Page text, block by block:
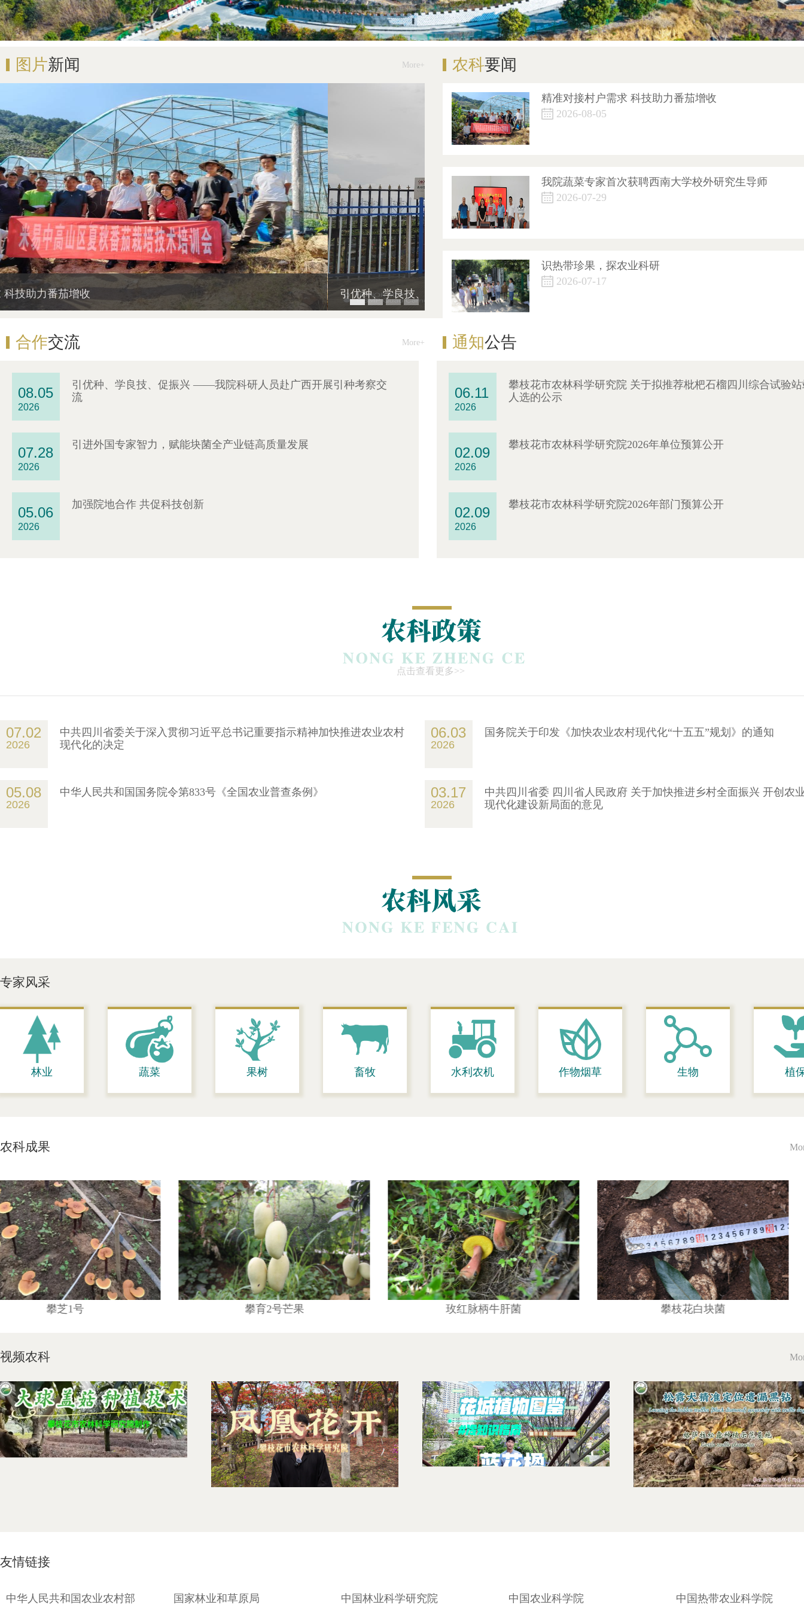
图片新闻 More+
引优种、学良技、促振兴 ——我院科研人员赴广西开展引… 我院蔬菜专家首次获聘西南大学校外研究生导师
农科要闻
精准对接村户需求 科技助力番茄增收
2026-08-05
我院蔬菜专家首次获聘西南大学校外研究生导师
2026-07-29
识热带珍果，探农业科研
2026-07-17
合作交流 More+
08.05
2026
引优种、学良技、促振兴 ——我院科研人员赴广西开展引种考察交
流
07.28
2026
引进外国专家智力，赋能块菌全产业链高质量发展
05.06
2026
加强院地合作 共促科技创新
通知公告
06.11
2026
攀枝花市农林科学研究院 关于拟推荐枇杷石榴四川综合试验
人选的公示
02.09
2026
攀枝花市农林科学研究院2026年单位预算公开
02.09
2026
攀枝花市农林科学研究院2026年部门预算公开
点击查看更多>>
07.02
2026
中共四川省委关于深入贯彻习近平总书记重要指示精神加快推进农业农村
现代化的决定
06.03
2026
国务院关于印发《加快农业农村现代化“十五五”规划》的通知
05.08
2026
中华人民共和国国务院令第833号《全国农业普查条例》 03.17
2026
中共四川省委 四川省人民政府 关于加快推进乡村全面振兴 开创农
现代化建设新局面的意见
专家风采
林业 蔬菜 果树 畜牧 水利农机 作物烟草 生物 植
农科成果
攀育2号芒果 玫红脉柄牛肝菌 攀枝花白块菌 热品16号芒果
视频农科
友情链接
中华人民共和国农业农村部 国家林业和草原局 中国林业科学研究院 中国农业科学院 中国热带农业科学院